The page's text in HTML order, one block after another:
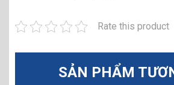
Rate this product
SẢN PHẨM